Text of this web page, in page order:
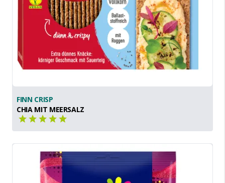
FINN CRISP
CHIA MIT MEERSALZ